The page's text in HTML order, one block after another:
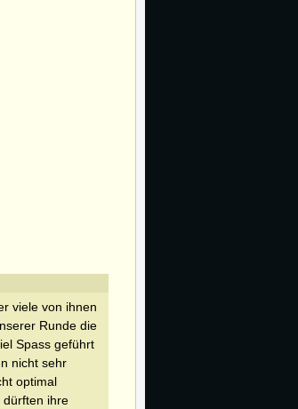
viele von ihnen
Runde die
Spass geführt
nicht sehr
optimal
dürften ihre